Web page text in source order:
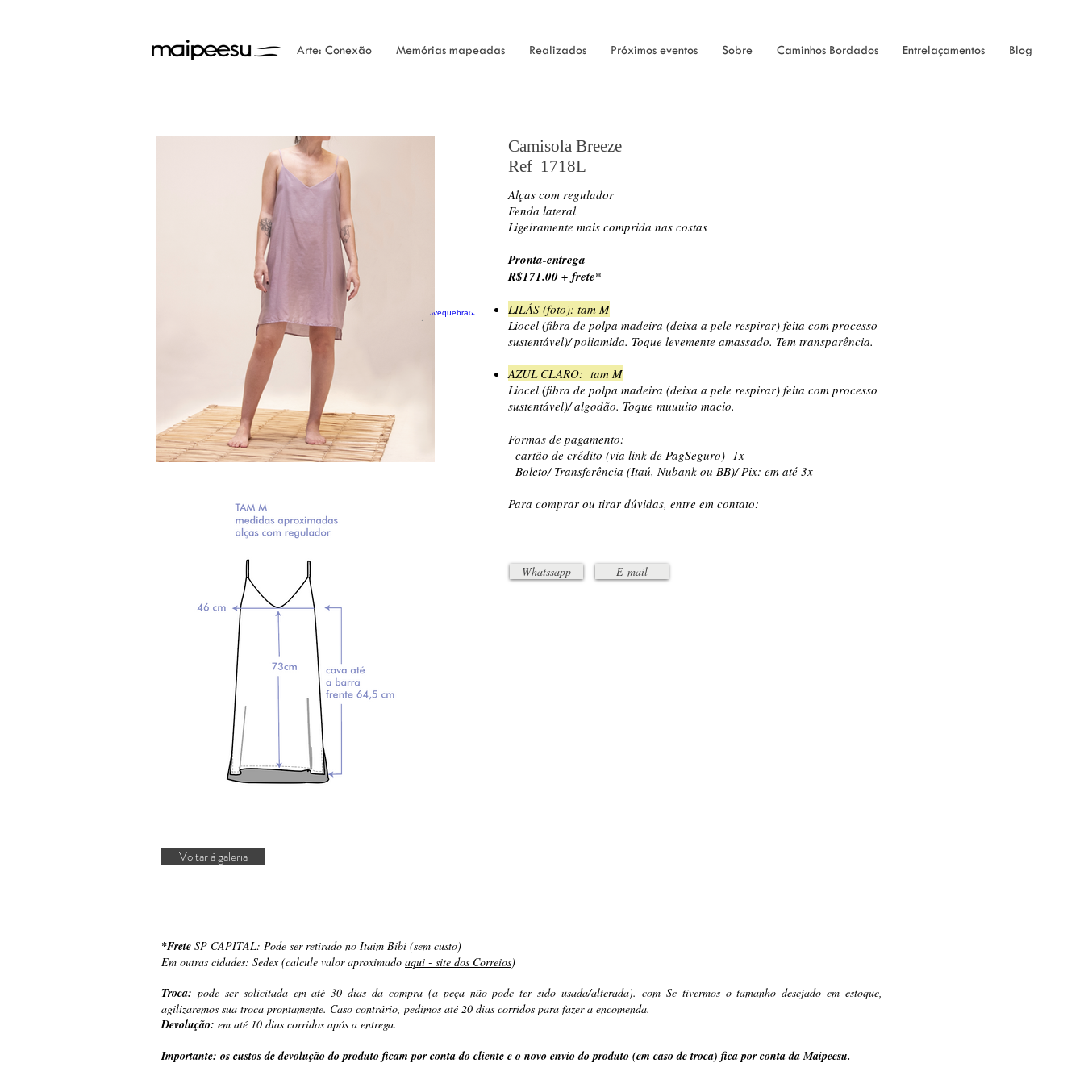
Arte: Conexão Memórias mapeadas Realizados Próximos eventos Sobre Caminhos Bordados Entrelaçamentos Blog
Camisola Breeze
Ref 1718L
Alças com regulador
Fenda lateral
Ligeiramente mais comprida nas costas
Pronta-entrega
R$171.00 + frete*
LILÁS (foto): tam M
Liocel (fibra de polpa madeira (deixa a pele respirar) feita com processo
sustentável)/ poliamida. Toque levemente amassado. Tem transparência.
AZUL CLARO: tam M
Liocel (fibra de polpa madeira (deixa a pele respirar) feita com processo
sustentável)/ algodão. Toque muuuito macio.
Formas de pagamento:
- cartão de crédito (via link de PagSeguro)- 1x
- Boleto/ Transferência (Itaú, Nubank ou BB)/ Pix: em até 3x
Para comprar ou tirar dúvidas, entre em contato:
Whatssapp E-mail
Voltar à galeria
*Frete SP CAPITAL: Pode ser retirado no Itaim Bibi (sem custo)
Em outras cidades: Sedex (calcule valor aproximado aqui - site dos Correios)
Troca: pode ser solicitada em até 30 dias da compra (a peça não pode ter sido usada/alterada). com Se tivermos o tamanho desejado em estoque,
agilizaremos sua troca prontamente. Caso contrário, pedimos até 20 dias corridos para fazer a encomenda.
Devolução: em até 10 dias corridos após a entrega.
Importante: os custos de devolução do produto ficam por conta do cliente e o novo envio do produto (em caso de troca) fica por conta da Maipeesu.